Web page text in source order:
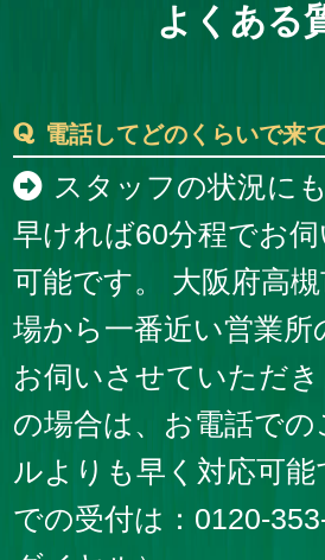
よくある
電話してどのくらいで来
スタッフの状況に
早ければ60分程でお
可能です。 大阪府高
場から一番近い営業
お伺いさせていただ
の場合は、お電話での
ルよりも早く対応可
での受付は：0120-